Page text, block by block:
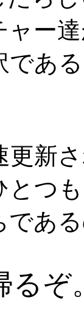
ャー
であ
更新
とつ
であ
るぞ